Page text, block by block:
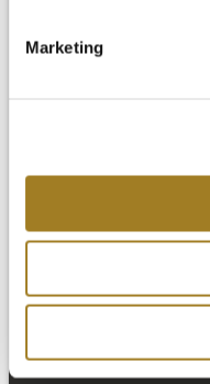
Marketing